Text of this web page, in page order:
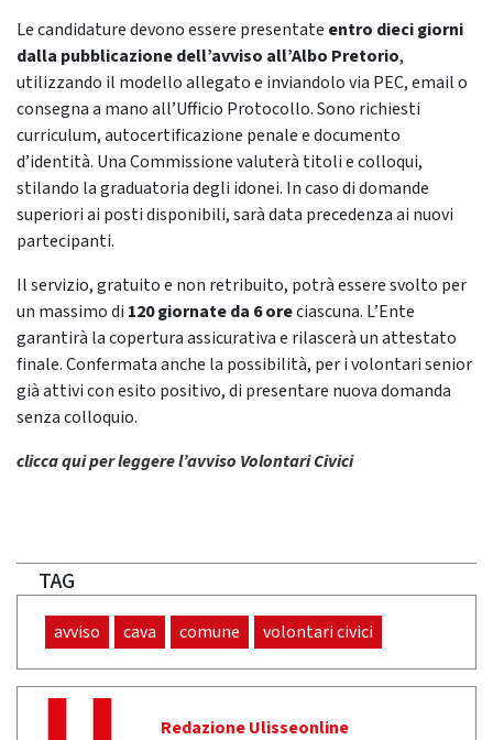
Le candidature devono essere presentate entro dieci giorni
dalla pubblicazione dell’avviso all’Albo Pretorio,
utilizzando il modello allegato e inviandolo via PEC, email o
consegna a mano all’Ufficio Protocollo. Sono richiesti
curriculum, autocertificazione penale e documento
d’identità. Una Commissione valuterà titoli e colloqui,
stilando la graduatoria degli idonei. In caso di domande
superiori ai posti disponibili, sarà data precedenza ai nuovi
partecipanti.
Il servizio, gratuito e non retribuito, potrà essere svolto per
un massimo di 120 giornate da 6 oreciascuna. L’Ente
garantirà la copertura assicurativa e rilascerà un attestato
finale. Confermata anche la possibilità, per i volontari senior
già attivi con esito positivo, di presentare nuova domanda
senza colloquio.
clicca qui per leggere l’avviso Volontari Civici
TAG
avviso cava comune volontari civici
Redazione Ulisseonline